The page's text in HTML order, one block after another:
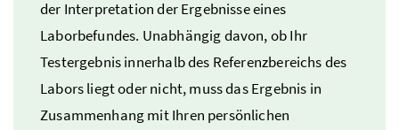
der Interpretation der Ergebnisse eines
Laborbefundes. Unabhängig davon, ob Ihr
Testergebnis innerhalb des Referenzbereichs des
Labors liegt oder nicht, muss das Ergebnis in
Zusammenhang mit Ihren persönlichen